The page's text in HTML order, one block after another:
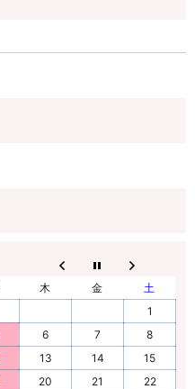
木 金
土
1
6 7
8
13 14
15
20 21
22